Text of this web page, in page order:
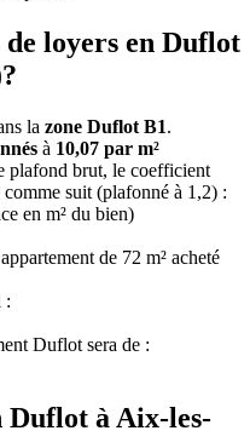
de loyers en Duflot
la zone Duflot B1.
à 10,07 par m²
plafond brut, le coefficient
suit (plafonné à 1,2) :
en m² du bien)
de 72 m² acheté
:
Duflot sera de :
Duflot à Aix-les-